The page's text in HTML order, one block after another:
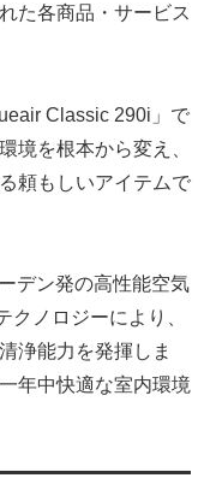
た各商品・サービス
Classic 290i」で
境を根本から変え、
頼もしいアイテムで
デン発の高性能空気
ノロジーにより、
浄能力を発揮しま
年中快適な室内環境